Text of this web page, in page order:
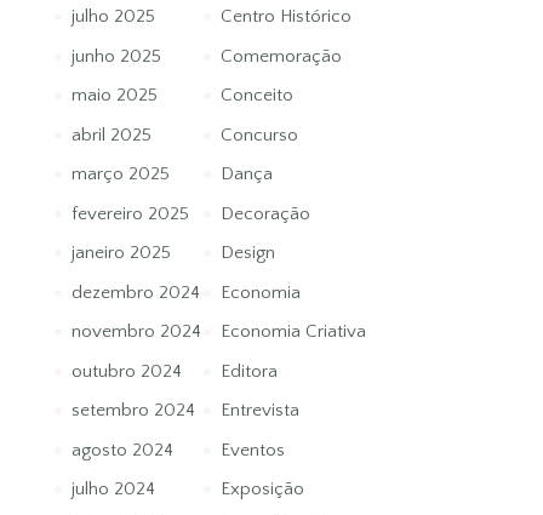
julho 2025
junho 2025
maio 2025
abril 2025
março 2025
fevereiro 2025
janeiro 2025
dezembro 2024
novembro 2024
outubro 2024
setembro 2024
agosto 2024
julho 2024
Centro Histórico
Comemoração
Conceito
Concurso
Dança
Decoração
Design
Economia
Economia Criativa
Editora
Entrevista
Eventos
Exposição